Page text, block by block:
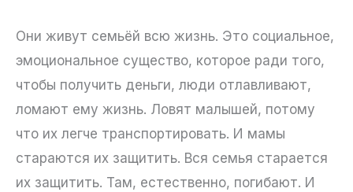
Они живут семьёй всю жизнь. Это социальное,
эмоциональное существо, которое ради того,
чтобы получить деньги, люди отлавливают,
ломают ему жизнь. Ловят малышей, потому
что их легче транспортировать. И мамы
стараются их защитить. Вся семья старается
их защитить. Там, естественно, погибают. И